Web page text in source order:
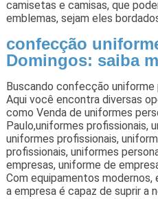
camisetas e camisas, que
emblemas, sejam eles
confecção
Domingos: saiba
Buscando confecção uniforme
Aqui você encontra diversas
como Venda de uniformes
Paulo,uniformes profissionais,
uniformes profissionais,
profissionais, uniformes
empresas, uniforme de
Com equipamentos
a empresa é capaz de suprir a